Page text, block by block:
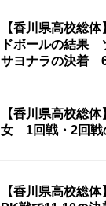
【香川県高校総
ドボールの結果
サヨナラの決着
【香川県高校総
女 1回戦・2回
【香川県高校総